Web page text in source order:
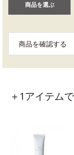
商品を選ぶ
商品を確認する
＋1アイテム